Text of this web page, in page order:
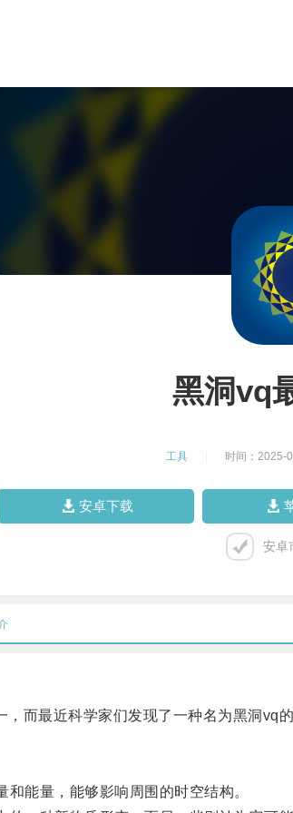
黑洞vq
工具 时间：2025-
安卓下载
安卓
最近科学家们发现了一种名为黑洞vq的
能量，能够影响周围的时空结构。